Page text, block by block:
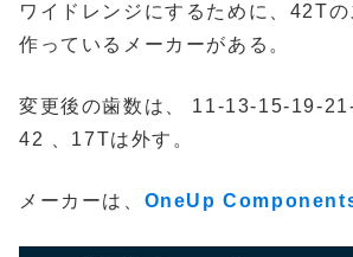
ワイドレンジにするために、42T
作っているメーカーがある。
変更後の歯数は、 11-13-15-19-
42 、17Tは外す。
メーカーは、 OneUp